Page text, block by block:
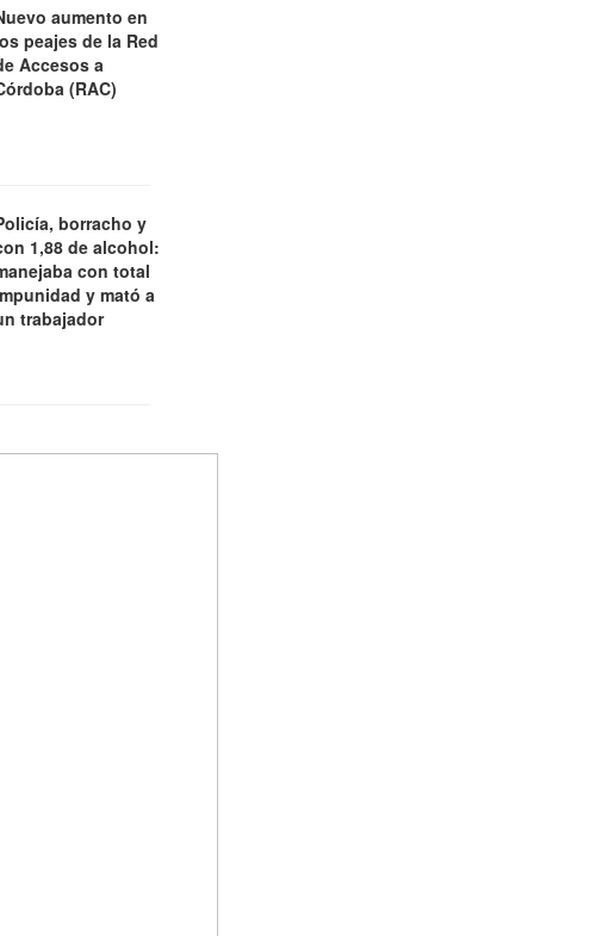
aumento en
peajes de la Red
Accesos a
(RAC)
borracho y
1,88 de alcohol:
con total
y mató a
trabajador